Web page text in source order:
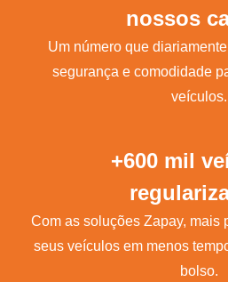
nossos
Um número que
segurança e comodidade
veículos.
+600 mil
Com as soluções Zapay, mais
seus veículos em menos
bolso.